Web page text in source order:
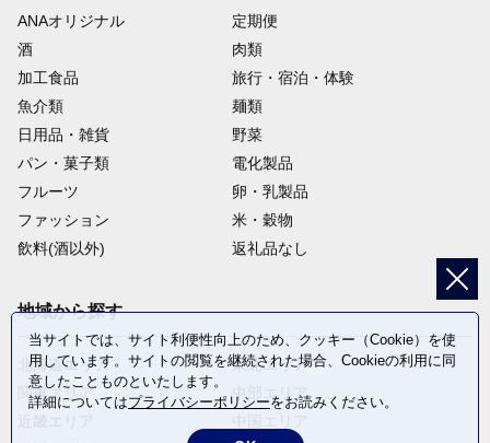
ANAオリジナル
定期便
酒
肉類
加工食品
旅行・宿泊・体験
魚介類
麺類
日用品・雑貨
野菜
パン・菓子類
電化製品
フルーツ
卵・乳製品
ファッション
米・穀物
飲料(酒以外)
返礼品なし
地域から探す
北海道エリア
関東エリア
東北エリア
中部エリア
当サイトでは、サイト利便性向上のため、クッキー（Cookie）を使
用しています。サイトの閲覧を継続された場合、Cookieの利用に同
意したことものといたします。
詳細についてはプライバシーポリシーをお読みください。